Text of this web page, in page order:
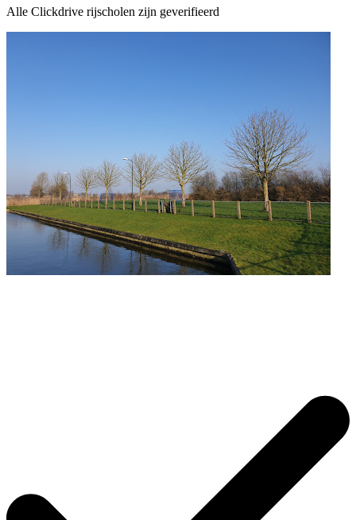
Alle Clickdrive rijscholen zijn geverifieerd